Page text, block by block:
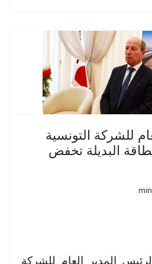
للشركة التونسية
البديلة تخفض
المدير العام للشركة